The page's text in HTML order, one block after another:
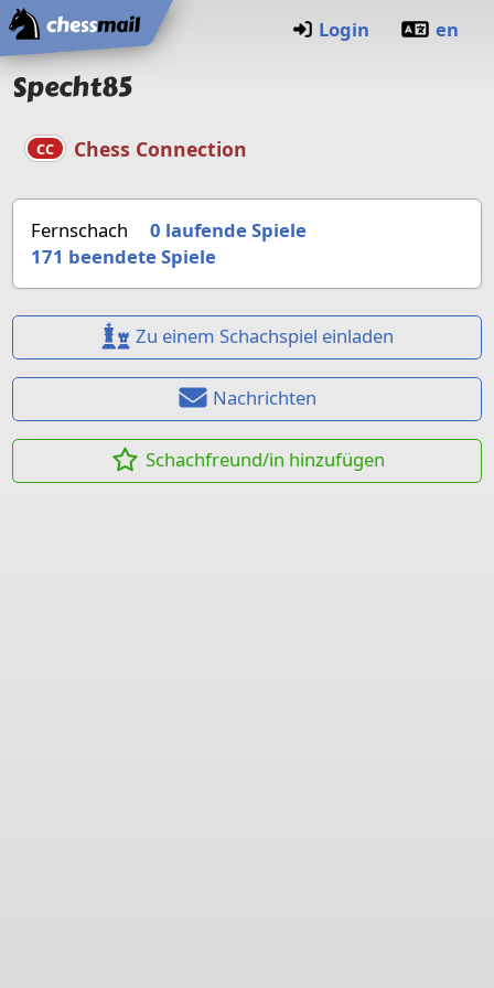
Startseite
Login en
Specht85
CC Chess Connection
Fernschach
0 laufende Spiele
171 beendete Spiele
Zu einem Schachspiel einladen
Nachrichten
Schachfreund/in hinzufügen